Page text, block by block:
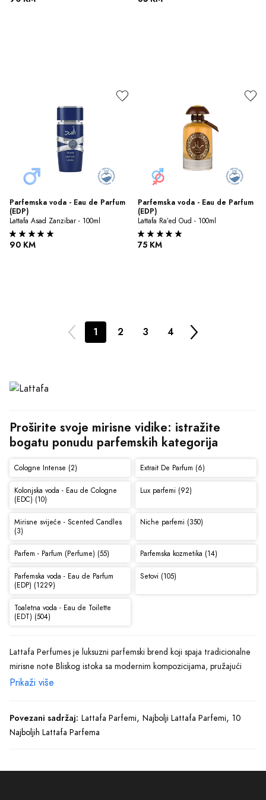
Parfemska voda - Eau de Parfum
(EDP)
Lattafa Asad Zanzibar - 100ml
90 KM
Parfemska voda - Eau de Parfum
(EDP)
Lattafa Ra’ed Oud - 100ml
75 KM
1 2 3 4
Proširite svoje mirisne vidike: istražite
bogatu ponudu parfemskih kategorija
Cologne Intense (2) Extrait De Parfum (6)
Kolonjska voda - Eau de Cologne
(EDC) (10)
Lux parfemi (92)
Mirisne svijeće - Scented Candles
(3)
Niche parfemi (350)
Parfem - Parfum (Perfume) (55) Parfemska kozmetika (14)
Parfemska voda - Eau de Parfum
(EDP) (1229)
Setovi (105)
Toaletna voda - Eau de Toilette
(EDT) (504)
Lattafa Perfumes je luksuzni parfemski brend koji spaja tradicionalne
mirisne note Bliskog istoka sa modernim kompozicijama, pružajući
jedinstveno olfaktorno iskustvo za ljubitelje orijentalnih i zapadnih
mirisnim formulama koje odišu elegancijom i ekskluzivnošću. Svaki
parfem kreiran je s pažnjom, uz inspiraciju iz arapske parfemske
Prikaži više
Povezani sadržaj: Lattafa Parfemi, Najbolji Lattafa Parfemi, 10
Najboljih Lattafa Parfema